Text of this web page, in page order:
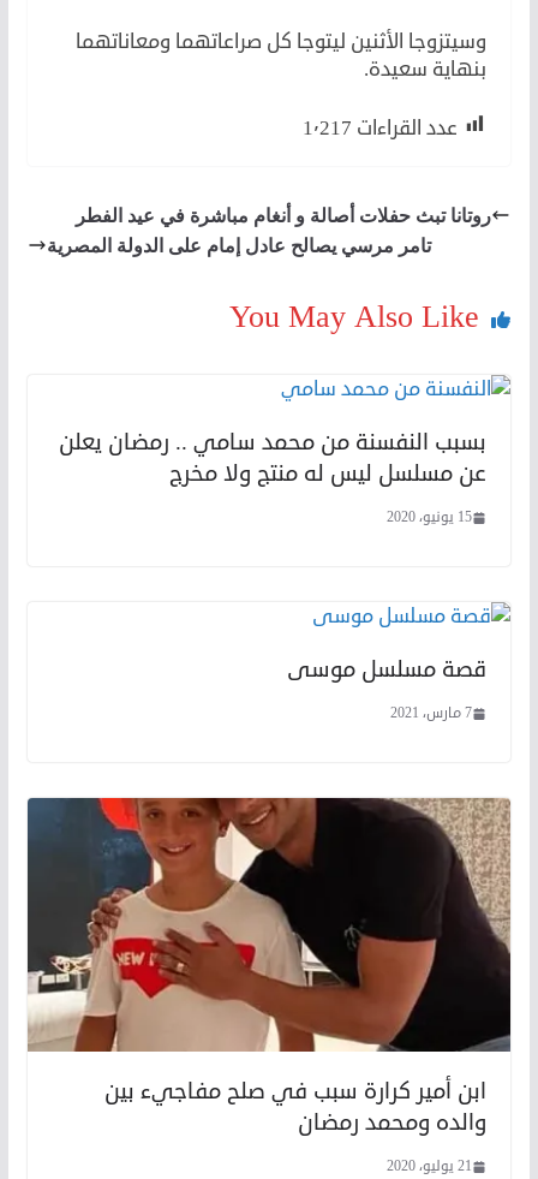
وسيتزوجا الأثنين ليتوجا كل صراعاتهما ومعاناتهما
بنهاية سعيدة.
عدد القراءات 1٬217
روتانا تبث حفلات أصالة و أنغام مباشرة في عيد الفطر
تامر مرسي يصالح عادل إمام على الدولة المصرية
You May Also Like
بسبب النفسنة من محمد سامي .. رمضان يعلن
عن مسلسل ليس له منتج ولا مخرج
15 يونيو، 2020
قصة مسلسل موسى
7 مارس، 2021
ابن أمير كرارة سبب في صلح مفاجيء بين
والده ومحمد رمضان
21 يوليو، 2020